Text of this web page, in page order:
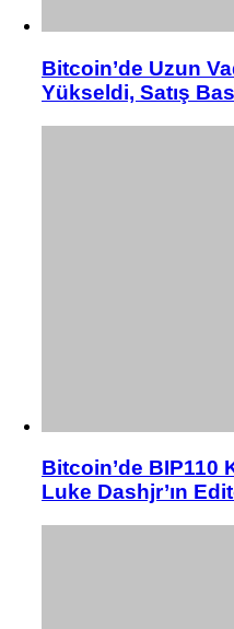
Bitcoin’de Uzun
Yükseldi, Satış
Bitcoin’de BIP110
Luke Dashjr’ın